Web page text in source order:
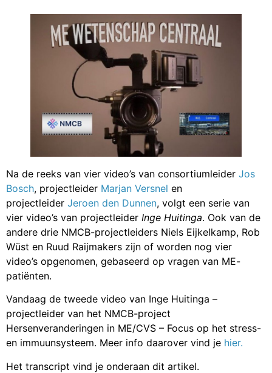
Na de reeks van vier video’s van consortiumleider Jos
Bosch, projectleider Marjan Versnel en
projectleider Jeroen den Dunnen, volgt een serie van
vier video’s van projectleider Inge Huitinga. Ook van de
andere drie NMCB-projectleiders Niels Eijkelkamp, Rob
Wüst en Ruud Raijmakers zijn of worden nog vier
video’s opgenomen, gebaseerd op vragen van ME-
patiënten.
Vandaag de tweede video van Inge Huitinga –
projectleider van het NMCB-project
Hersenveranderingen in ME/CVS – Focus op het stress-
en immuunsysteem. Meer info daarover vind je hier.
Het transcript vind je onderaan dit artikel.